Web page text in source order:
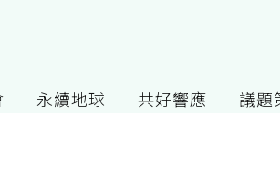
永續地球 共好響應 議題